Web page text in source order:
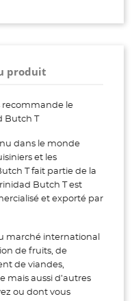
produit
recommande le
Butch T
dans le monde
et les
T fait partie de la
Butch T est
et exporté par
marché international
de fruits, de
de viandes,
mais aussi d’autres
ou dont vous